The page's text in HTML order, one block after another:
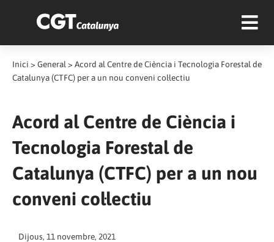
Inici > General > Acord al Centre de Ciència i Tecnologia Forestal de
Catalunya (CTFC) per a un nou conveni col·lectiu
Acord al Centre de Ciència i
Tecnologia Forestal de
Catalunya (CTFC) per a un nou
conveni col·lectiu
Dijous, 11 novembre, 2021